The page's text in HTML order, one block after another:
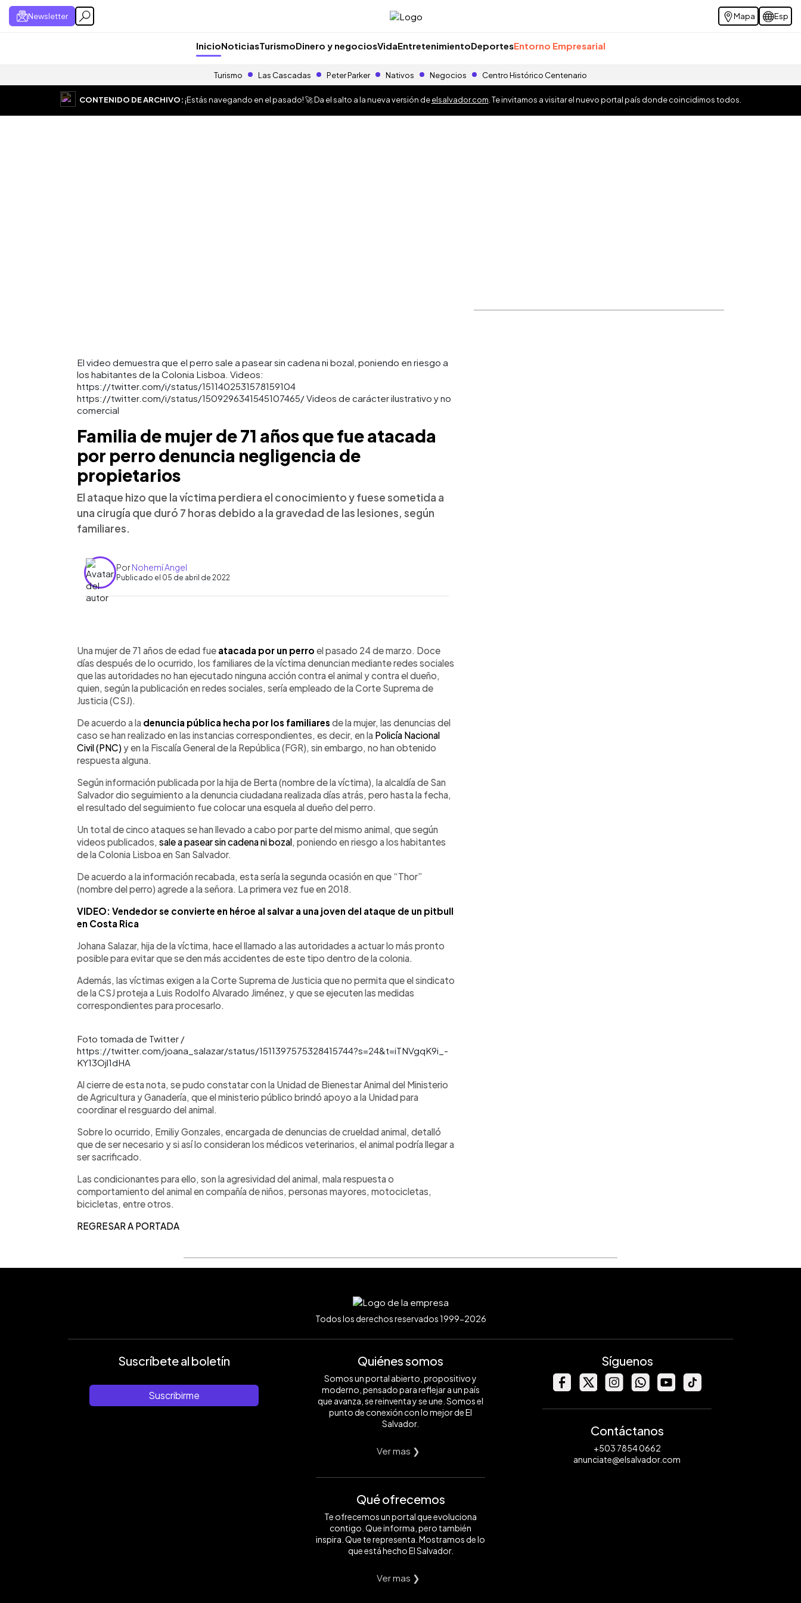
Newsletter Mapa Esp
InicioNoticiasTurismoDinero y negociosVidaEntretenimientoDeportesEntorno Empresarial
Turismo Las Cascadas Peter Parker Nativos Negocios Centro Histórico Centenario
CONTENIDO DE ARCHIVO:¡Estás navegando en el pasado! 🚀 Da el salto a la nueva versión deelsalvador.com . Te invitamos a visitar el nuevo portal país donde coincidimos todos.
El video demuestra que el perro sale a pasear sin cadena ni bozal, poniendo en riesgo a
los habitantes de la Colonia Lisboa. Videos:
https://twitter.com/i/status/1511402531578159104
https://twitter.com/i/status/1509296341545107465/ Videos de carácter ilustrativo y no
comercial
Familia de mujer de 71 años que fue atacada
por perro denuncia negligencia de
propietarios
El ataque hizo que la víctima perdiera el conocimiento y fuese sometida a
una cirugía que duró 7 horas debido a la gravedad de las lesiones, según
familiares.
PorNohemí Angel
Publicado el 05 de abril de 2022
► Escuchar artículo
Una mujer de 71 años de edad fue atacada por un perro el pasado 24 de marzo. Doce
días después de lo ocurrido, los familiares de la víctima denuncian mediante redes sociales
que las autoridades no han ejecutado ninguna acción contra el animal y contra el dueño,
quien, según la publicación en redes sociales, sería empleado de la Corte Suprema de
Justicia (CSJ).
De acuerdo a la denuncia pública hecha por los familiares de la mujer, las denuncias del
caso se han realizado en las instancias correspondientes, es decir, en la Policía Nacional
Civil (PNC) y en la Fiscalía General de la República (FGR), sin embargo, no han obtenido
respuesta alguna.
Según información publicada por la hija de Berta (nombre de la víctima), la alcaldía de San
Salvador dio seguimiento a la denuncia ciudadana realizada días atrás, pero hasta la fecha,
el resultado del seguimiento fue colocar una esquela al dueño del perro.
Un total de cinco ataques se han llevado a cabo por parte del mismo animal, que según
videos publicados, sale a pasear sin cadena ni bozal , poniendo en riesgo a los habitantes
de la Colonia Lisboa en San Salvador.
De acuerdo a la información recabada, esta sería la segunda ocasión en que “Thor”
(nombre del perro) agrede a la señora. La primera vez fue en 2018.
VIDEO: Vendedor se convierte en héroe al salvar a una joven del ataque de un pitbull
en Costa Rica
Johana Salazar, hija de la víctima, hace el llamado a las autoridades a actuar lo más pronto
posible para evitar que se den más accidentes de este tipo dentro de la colonia.
Además, las víctimas exigen a la Corte Suprema de Justicia que no permita que el sindicato
de la CSJ proteja a Luis Rodolfo Alvarado Jiménez, y que se ejecuten las medidas
correspondientes para procesarlo.
Foto tomada de Twitter /
https://twitter.com/joana_salazar/status/1511397575328415744?s=24&t=iTNVgqK9i_-
KY13Ojl1dHA
Al cierre de esta nota, se pudo constatar con la Unidad de Bienestar Animal del Ministerio
de Agricultura y Ganadería, que el ministerio público brindó apoyo a la Unidad para
coordinar el resguardo del animal.
Sobre lo ocurrido, Emiliy Gonzales, encargada de denuncias de crueldad animal, detalló
que de ser necesario y si así lo consideran los médicos veterinarios, el animal podría llegar a
ser sacrificado.
Las condicionantes para ello, son la agresividad del animal, mala respuesta o
comportamiento del animal en compañía de niños, personas mayores, motocicletas,
bicicletas, entre otros.
REGRESAR A PORTADA
Todos los derechos reservados 1999-2026
Suscríbete al boletín
Suscribirme
Quiénes somos
Somos un portal abierto, propositivo y
moderno, pensado para reflejar a un país
que avanza, se reinventa y se une. Somos el
punto de conexión con lo mejor de El
Salvador.
Ver mas ❯
Qué ofrecemos
Te ofrecemos un portal que evoluciona
contigo. Que informa, pero también
inspira. Que te representa. Mostramos de lo
que está hecho El Salvador.
Ver mas ❯
Síguenos
Contáctanos
+503 7854 0662
anunciate@elsalvador.com